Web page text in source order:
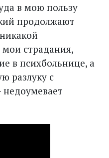
в мою пользу
продолжают
мои страдания,
в психбольнице, а
разлуку с